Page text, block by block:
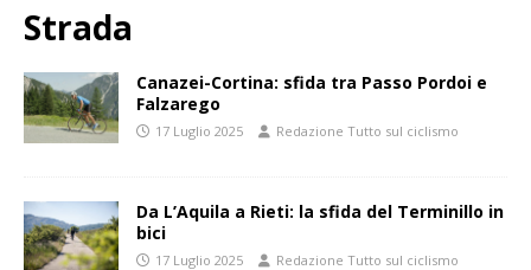
Strada
Canazei-Cortina: sfida tra Passo Pordoi e
Falzarego
17 Luglio 2025 Redazione Tutto sul ciclismo
Da L’Aquila a Rieti: la sfida del Terminillo in
bici
17 Luglio 2025 Redazione Tutto sul ciclismo